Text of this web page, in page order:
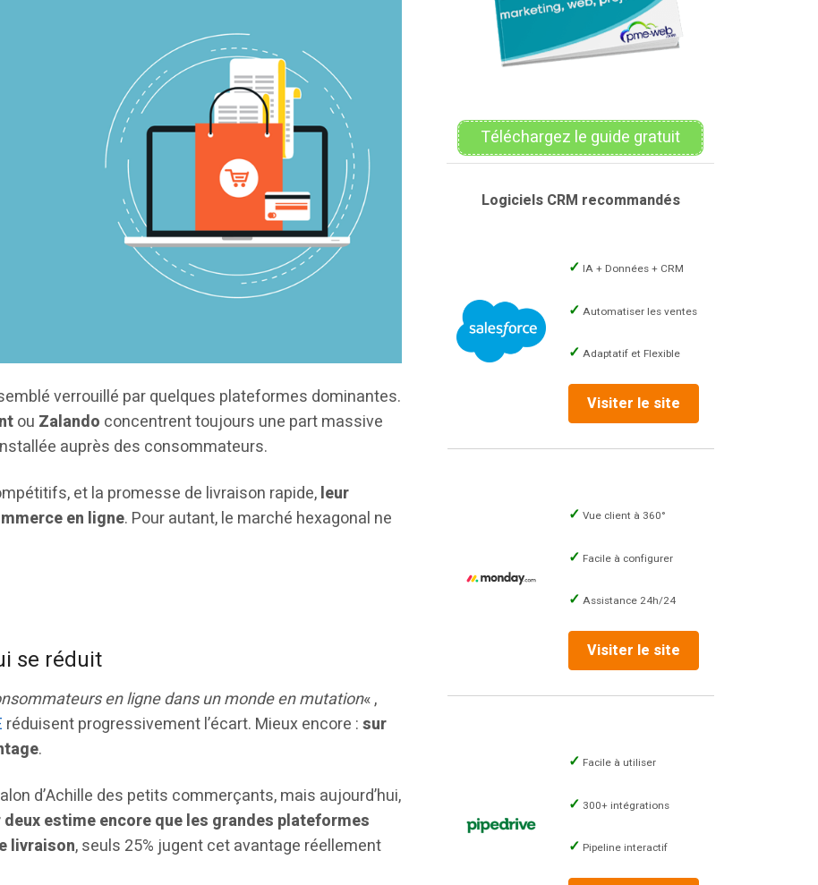
verrouillé par quelques plateformes dominantes.
ou Zalando concentrent toujours une part massive
auprès des consommateurs.
et la promesse de livraison rapide,leur
en ligne. Pour autant, le marché hexagonal ne
se réduit
en ligne dans un monde en mutation« ,
réduisent progressivement l’écart. Mieux encore :sur
.
d’Achille des petits commerçants, mais aujourd’hui,
deux estime encore que les grandes plateformes
livraison, seuls 25% jugent cet avantage réellement
Téléchargez le guide gratuit
Logiciels CRM recommandés
IA + Données + CRM
Automatiser les ventes
Adaptatif et Flexible
Visiter le site
Vue client à 360°
Facile à configurer
Assistance 24h/24
Visiter le site
Facile à utiliser
300+ intégrations
Pipeline interactif